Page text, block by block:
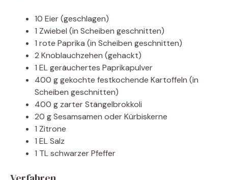
10 Eier (geschlagen)
1 Zwiebel (in Scheiben geschnitten)
1 rote Paprika (in Scheiben geschnitten)
2 Knoblauchzehen (gehackt)
1 EL geräuchertes Paprikapulver
400 g gekochte festkochende Kartoffeln (in
Scheiben geschnitten)
400 g zarter Stängelbrokkoli
20 g Sesamsamen oder Kürbiskerne
1 Zitrone
1 EL Salz
1 TL schwarzer Pfeffer